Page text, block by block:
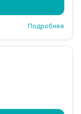
Подробнее